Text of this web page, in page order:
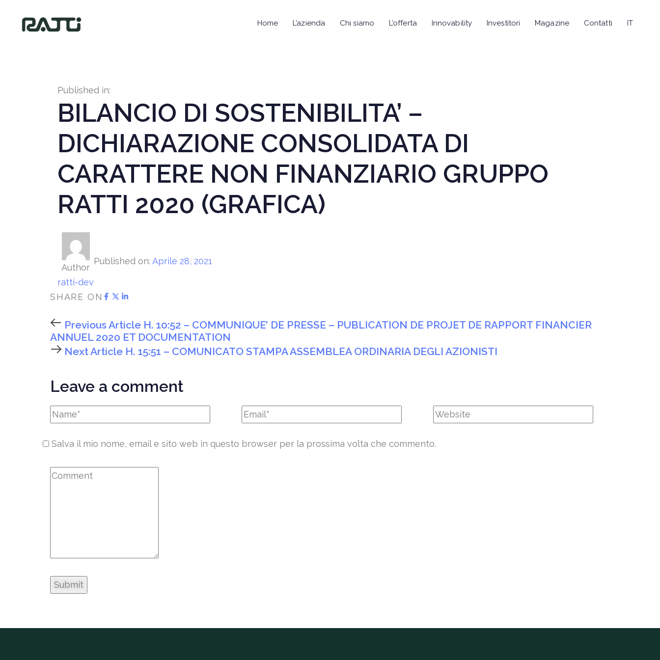
Home L’azienda Chi siamo L’offerta Innovability Investitori Magazine Contatti IT
Published in:
BILANCIO DI SOSTENIBILITA’ –
DICHIARAZIONE CONSOLIDATA DI
CARATTERE NON FINANZIARIO GRUPPO
RATTI 2020 (GRAFICA)
Author
ratti-dev
Published on: Aprile 28, 2021
SHARE ON
Previous Article H. 10:52 – COMMUNIQUE’ DE PRESSE – PUBLICATION DE PROJET DE RAPPORT FINANCIER
ANNUEL 2020 ET DOCUMENTATION
Next Article H. 15:51 – COMUNICATO STAMPA ASSEMBLEA ORDINARIA DEGLI AZIONISTI
Leave a comment
Salva il mio nome, email e sito web in questo browser per la prossima volta che commento.